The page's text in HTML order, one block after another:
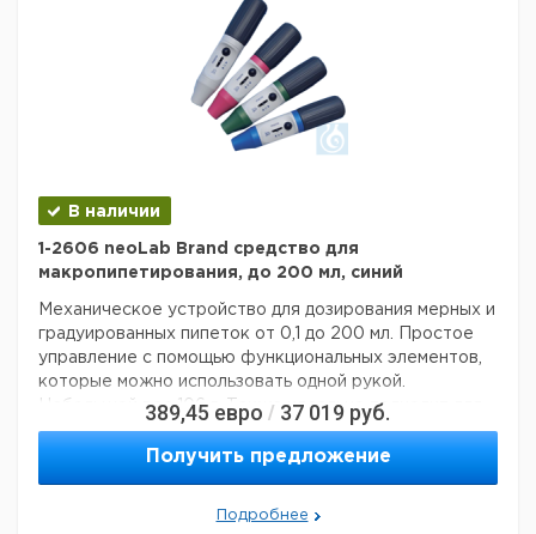
В наличии
1-2606 neoLab Brand средство для
макропипетирования, до 200 мл, синий
Механическое устройство для дозирования мерных и
градуированных пипеток от 0,1 до 200 мл.
Простое
управление с помощью функциональных элементов,
которые можно использовать одной рукой.
Небольшой вес 106 г. Также идеально подходит для
неопытных пользователей.Гидрофобный
мембранный фильтр защищает от проникновения
мембранный фильтр 3 мкм (№ для заказа 1-2601)
389,45 евро / 37 019 руб.
Получить предложение
Подробнее